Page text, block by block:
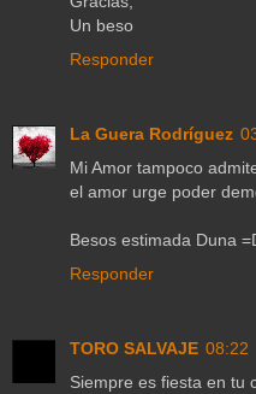
Un beso
Responder
La Guera Rodríguez
Mi Amor tampoco
el amor urge poder
Besos estimada Duna
Responder
TORO SALVAJE 08:22
Siempre es fiesta en tu